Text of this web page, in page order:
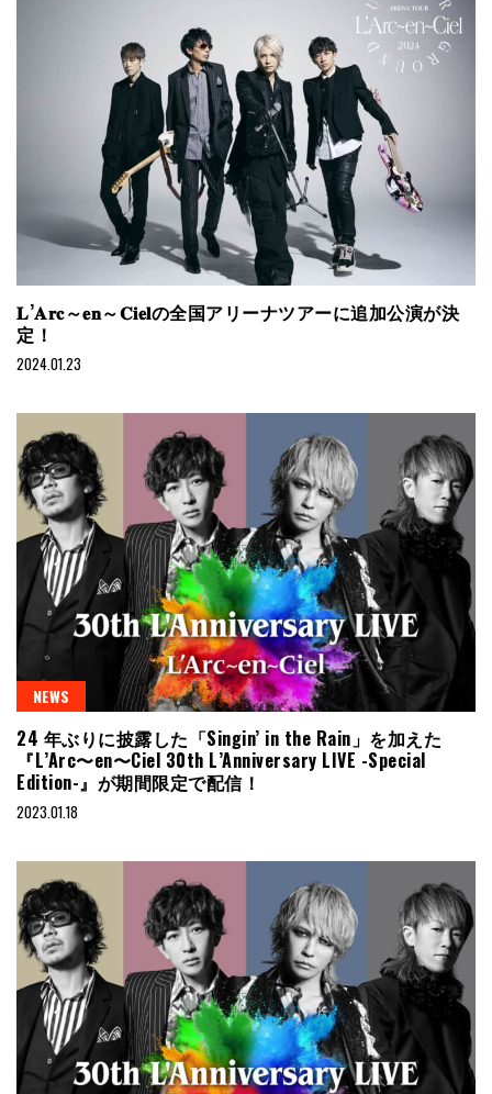
𝐋’𝐀𝐫𝐜～𝐞𝐧～𝐂𝐢𝐞𝐥の全国アリーナツアーに追加公演が決
定！
2024.01.23
NEWS
24 年ぶりに披露した「Singin’ in the Rain」を加えた
『L’Arc〜en〜Ciel 30th L’Anniversary LIVE -Special
Edition-』が期間限定で配信！
2023.01.18